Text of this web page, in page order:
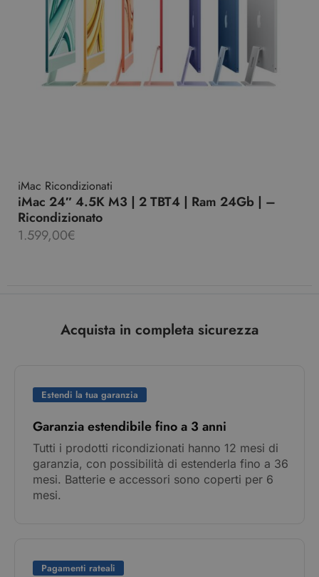
iMac Ricondizionati
iMac 24″ 4.5K M3 | 2 TBT4 | Ram 24Gb | –
Ricondizionato
1.599,00€
Acquista in completa sicurezza
Estendi la tua garanzia
Garanzia estendibile fino a 3 anni
Tutti i prodotti ricondizionati hanno 12 mesi di
garanzia, con possibilità di estenderla fino a 36
mesi. Batterie e accessori sono coperti per 6
mesi.
Pagamenti rateali